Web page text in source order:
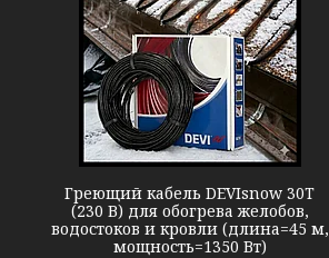
Греющий кабель DEVIsnow 30T
(230 В) для обогрева желобов,
водостоков и кровли (длина=45 м,
мощность=1350 Вт)
Кабель DEVIsnow 30T